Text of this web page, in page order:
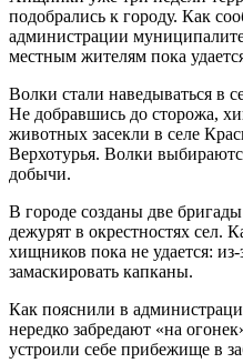
подобрались к городу. Как
администрации
местным жителям пока
Волки стали наведываться в
Не добравшись до сторожа,
животных засекли в селе
Верхотурья. Волки
добычи.
В городе созданы две
дежурят в окрестностях сел.
хищников пока не удается:
замаскировать капканы.
Как пояснили в
нередко забредают «на
устроили себе прибежище в